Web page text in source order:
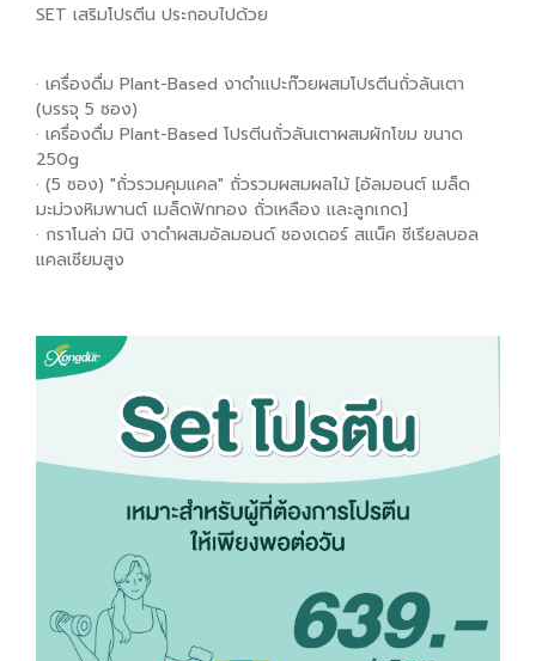
SET เสริมโปรตีน ประกอบไปด้วย
· เครื่องดื่ม Plant-Based งาดำแปะก๊วยผสมโปรตีนถั่วลันเตา
(บรรจุ 5 ซอง)
· เครื่องดื่ม Plant-Based โปรตีนถั่วลันเตาผสมผักโขม ขนาด
250g
· (5 ซอง) "ถั่วรวมคุมแคล" ถั่วรวมผสมผลไม้ [อัลมอนต์ เมล็ด
มะม่วงหิมพานต์ เมล็ดฟักทอง ถั่วเหลือง และลูกเกด]
· กราโนล่า มินิ งาดำผสมอัลมอนด์ ซองเดอร์ สแน็ค ซีเรียลบอล
แคลเซียมสูง